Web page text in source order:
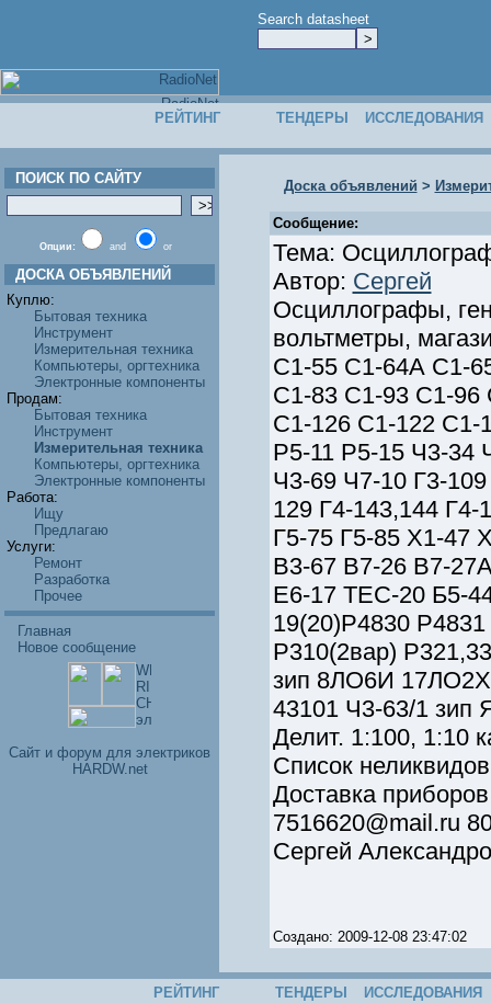
Search datasheet
РЕЙТИНГ ТЕНДЕРЫ ИССЛЕДОВАНИЯ
ПОИСК ПО САЙТУ
Опции: and or
ДОСКА ОБЪЯВЛЕНИЙ
Куплю:
Бытовая техника
Инструмент
Измерительная техника
Компьютеры, оргтехника
Электронные компоненты
Продам:
Бытовая техника
Инструмент
Измерительная техника
Компьютеры, оргтехника
Электронные компоненты
Работа:
Ищу
Предлагаю
Услуги:
Ремонт
Разработка
Прочее
Главная
Новое сообщение
Cайт и форум для электриков
HARDW.net
Доска объявлений >
Сообщение:
Тема:
Автор: Сергей
Осциллографы,
вольтметры,
С1-55 С1-64А С1-
С1-83 С1-93 С1-96
С1-126 С1-122 С1-
Р5-11 Р5-15 Ч3-34
Ч3-69 Ч7-10 Г3-109
129 Г4-143,144 Г4-
Г5-75 Г5-85 Х1-47
В3-67 В7-26 В7-
Е6-17 ТЕС-20 Б5-
19(20)Р4830
Р310(2вар)
зип 8ЛО6И
43101 Ч3-63/1 зип
Делит. 1:100, 1:10
Список
Доставка
7516620@mail.ru
Сергей
Создано: 2009-12-08 23:47:02
РЕЙТИНГ ТЕНДЕРЫ ИССЛЕДОВАНИЯ